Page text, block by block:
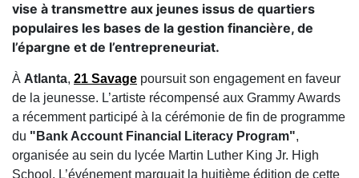
vise à transmettre aux jeunes issus de quartiers
populaires les bases de la gestion financière, de
l’épargne et de l’entrepreneuriat.
À Atlanta, 21 Savage poursuit son engagement en faveur
de la jeunesse. L’artiste récompensé aux Grammy Awards
a récemment participé à la cérémonie de fin de programme
du "Bank Account Financial Literacy Program",
organisée au sein du lycée Martin Luther King Jr. High
School. L’événement marquait la huitième édition de cette